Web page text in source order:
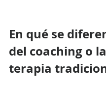
En qué se
del coaching o la
terapia